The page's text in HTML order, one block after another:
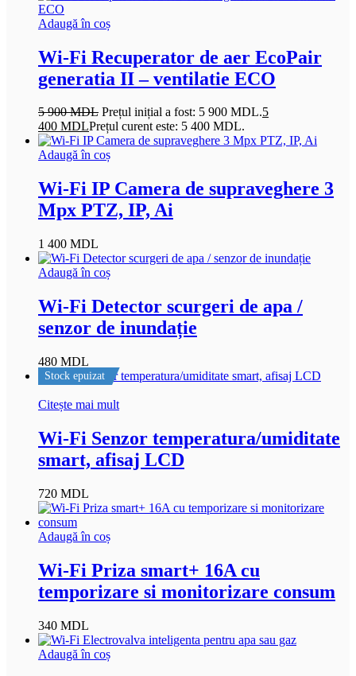
Adaugă în coș
Wi-Fi Recuperator de aer EcoPair
generatia II – ventilatie ECO
5 900MDL Prețul inițial a fost: 5 900 MDL.5
400 MDLPrețul curent este: 5 400 MDL.
Adaugă în coș
Wi-Fi IP Camera de supraveghere 3
Mpx PTZ, IP, Ai
1 400 MDL
Adaugă în coș
Wi-Fi Detector scurgeri de apa /
senzor de inundație
480 MDL
Stock epuizat
Citește mai mult
Wi-Fi Senzor temperatura/umiditate
smart, afisaj LCD
720 MDL
Adaugă în coș
Wi-Fi Priza smart+ 16A cu
temporizare si monitorizare consum
340 MDL
Adaugă în coș